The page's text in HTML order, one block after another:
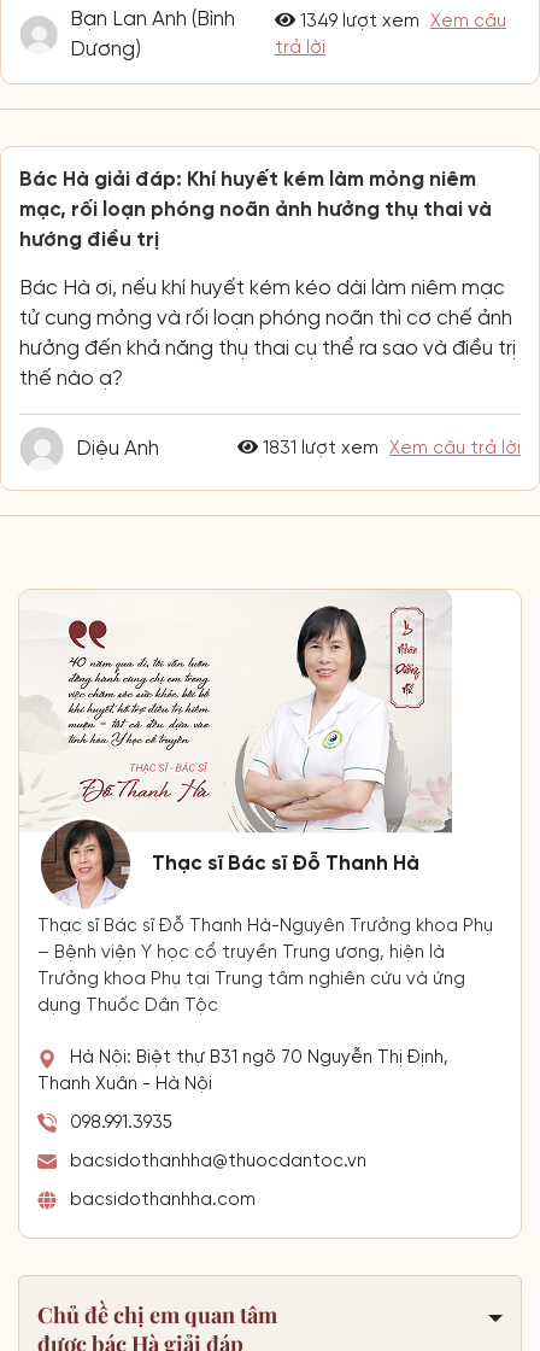
Bạn Lan Anh (Bình
Dương)
1349 lượt xem
Xem câu
trả lời
Bác Hà giải đáp: Khí huyết kém làm mỏng niêm
mạc, rối loạn phóng noãn ảnh hưởng thụ thai và
hướng điều trị
Bác Hà ơi, nếu khí huyết kém kéo dài làm niêm mạc
tử cung mỏng và rối loạn phóng noãn thì cơ chế ảnh
hưởng đến khả năng thụ thai cụ thể ra sao và điều trị
thế nào ạ?
Diệu Anh 1831 lượt xem Xem câu trả lời
Thạc sĩ Bác sĩ Đỗ Thanh Hà
Thạc sĩ Bác sĩ Đỗ Thanh Hà-Nguyên Trưởng khoa Phụ
– Bệnh viện Y học cổ truyền Trung ương, hiện là
Trưởng khoa Phụ tại Trung tâm nghiên cứu và ứng
dụng Thuốc Dân Tộc
Hà Nội: Biệt thự B31 ngõ 70 Nguyễn Thị Định,
Thanh Xuân - Hà Nội
098.991.3935
bacsidothanhha@thuocdantoc.vn
bacsidothanhha.com
Chủ đề chị em quan tâm
được bác Hà giải đáp